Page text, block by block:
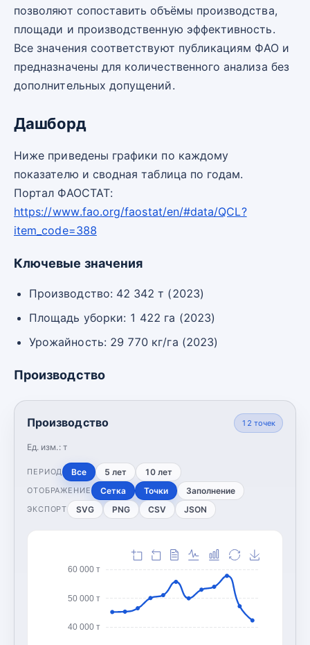
позволяют сопоставить объёмы производства,
площади и производственную эффективность.
Все значения соответствуют публикациям ФАО и
предназначены для количественного анализа без
дополнительных допущений.
Дашборд
Ниже приведены графики по каждому
показателю и сводная таблица по годам.
Портал ФАОСТАТ:
https://www.fao.org/faostat/en/#data/QCL?
item_code=388
Ключевые значения
Производство: 42 342 т (2023)
Площадь уборки: 1 422 га (2023)
Урожайность: 29 770 кг/га (2023)
Производство
Производство
Ед. изм.: т
12 точек
ПЕРИОД Все 5 лет 10 лет
ОТОБРАЖЕНИЕ Сетка Точки Заполнение
ЭКСПОРТ SVG PNG CSV JSON
40 000 т
50 000 т
60 000 т